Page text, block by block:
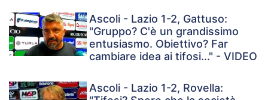
Ascoli - Lazio 1-2, Gattuso:
"Gruppo? C'è un grandissimo
entusiasmo. Obiettivo? Far
cambiare idea ai tifosi..." - VIDEO
Ascoli - Lazio 1-2, Rovella: